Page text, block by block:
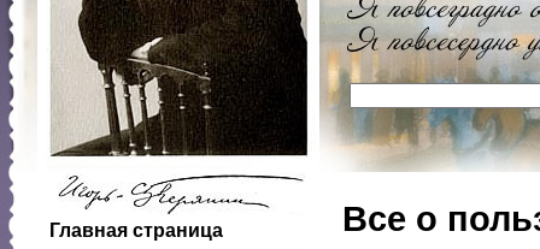
Главная страница
Все о